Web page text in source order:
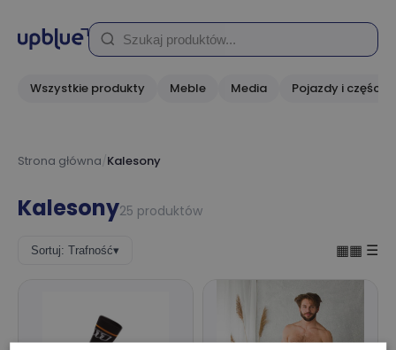
Wszystkie produkty Meble Media Pojazdy i części
Strona główna Kalesony
Kalesony25 produktów
Sortuj: Trafność▾ ▦▦ ☰